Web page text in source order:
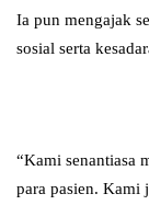
Ia pun mengajak
sosial serta
“Kami senantiasa
para pasien. Kami